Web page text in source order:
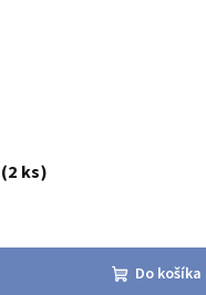
(2 ks)
Do košíka